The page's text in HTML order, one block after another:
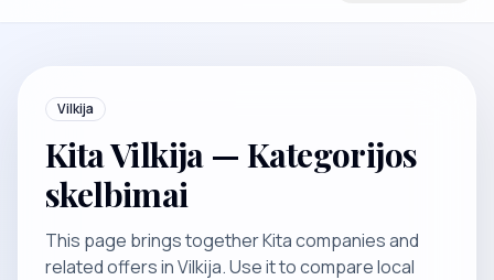
Vilkija
Kita Vilkija — Kategorijos
skelbimai
This page brings together Kita companies and
related offers in Vilkija. Use it to compare local